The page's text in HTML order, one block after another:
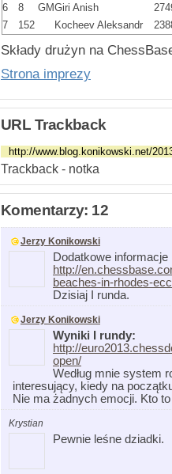
6
8 GMGiri Anish
7
152 Kocheev Aleksandr
Składy drużyn na
Strona imprezy
URL Trackback
Trackback - notka
Komentarzy: 12
Jerzy Konikowski
Dodatkowe
http://
beaches-in-rhodes-
Dzisiaj I runda.
Jerzy Konikowski
Wyniki I rundy:
http://
open/
Według mnie system
interesujący, kiedy na
Nie ma żadnych emocji. Kto
Krystian
Pewnie leśne dziadki.